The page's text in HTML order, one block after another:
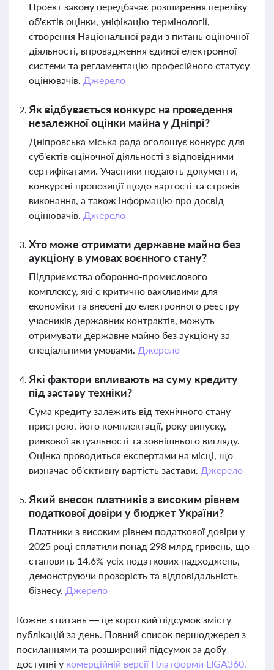
Проект закону передбачає розширення переліку
об'єктів оцінки, уніфікацію термінології,
створення Національної ради з питань оціночної
діяльності, впровадження єдиної електронної
системи та регламентацію професійного статусу
оцінювачів. Джерело
Як відбувається конкурс на проведення
незалежної оцінки майна у Дніпрі?
Дніпровська міська рада оголошує конкурс для
суб'єктів оціночної діяльності з відповідними
сертифікатами. Учасники подають документи,
конкурсні пропозиції щодо вартості та строків
виконання, а також інформацію про досвід
оцінювачів. Джерело
Хто може отримати державне майно без
аукціону в умовах воєнного стану?
Підприємства оборонно-промислового
комплексу, які є критично важливими для
економіки та внесені до електронного реєстру
учасників державних контрактів, можуть
отримувати державне майно без аукціону за
спеціальними умовами. Джерело
Які фактори впливають на суму кредиту
під заставу техніки?
Сума кредиту залежить від технічного стану
пристрою, його комплектації, року випуску,
ринкової актуальності та зовнішнього вигляду.
Оцінка проводиться експертами на місці, що
визначає об'єктивну вартість застави. Джерело
Який внесок платників з високим рівнем
податкової довіри у бюджет України?
Платники з високим рівнем податкової довіри у
2025 році сплатили понад 298 млрд гривень, що
становить 14,6% усіх податкових надходжень,
демонструючи прозорість та відповідальність
бізнесу. Джерело
Кожне з питань — це короткий підсумок змісту
публікацій за день. Повний список першоджерел з
посиланнями та розширений підсумок за добу
доступні у комерційній версії Платформи LIGA360.